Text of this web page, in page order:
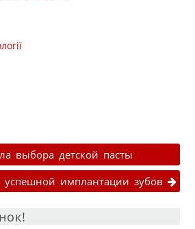
выбора детской пасты
успешной имплантации зубов